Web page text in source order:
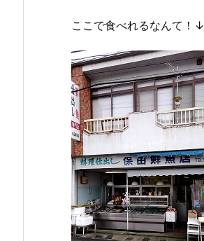
ここで食べれるなんて！↓